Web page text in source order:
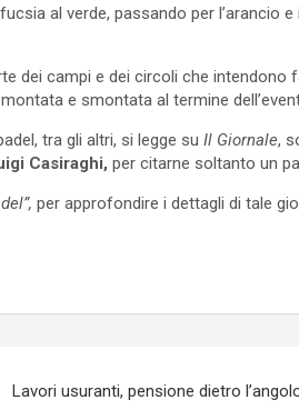
al verde, passando per l’arancio e
dei campi e dei circoli che intendono
e smontata al termine
tra gli altri, si legge su Il Giornale,
Casiraghi, per citarne soltanto un
per approfondire i dettagli di tale
Lavori usuranti, pensione dietro